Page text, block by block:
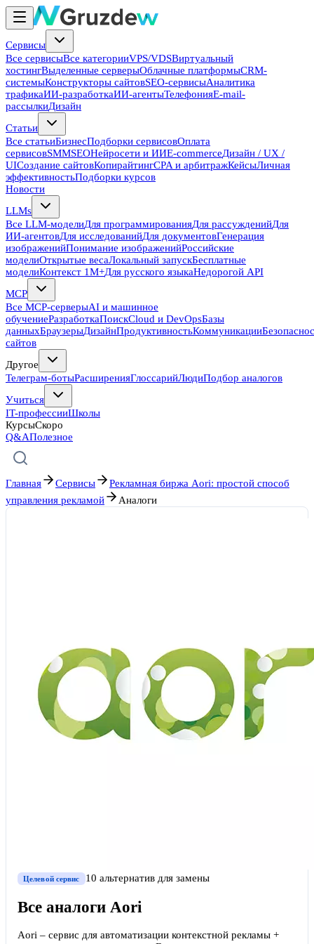
Сервисы
Все сервисыВсе категорииVPS/VDSВиртуальный
хостингВыделенные серверыОблачные платформыCRM-
системыКонструкторы сайтовSEO-сервисыАналитика
трафикаИИ-разработкаИИ-агентыТелефонияE-mail-
рассылкиДизайн
Статьи
Все статьиБизнесПодборки сервисовОплата
сервисовSMMSEOНейросети и ИИE-commerceДизайн / UX /
UIСоздание сайтовКопирайтингCPA и арбитражКейсыЛичная
эффективностьПодборки курсов
Новости
LLMs
Все LLM-моделиДля программированияДля рассужденийДля
ИИ-агентовДля исследованийДля документовГенерация
изображенийПонимание изображенийРоссийские
моделиОткрытые весаЛокальный запускБесплатные
моделиКонтекст 1M+Для русского языкаНедорогой API
MCP
Все MCP-серверыAI и машинное
обучениеРазработкаПоискCloud и DevOpsБазы
данныхБраузерыДизайнПродуктивностьКоммуникации
сайтов
Другое
Телеграм-ботыРасширенияГлоссарийЛюдиПодбор аналогов
Учиться
IT-профессииШколы
КурсыСкоро
Q&AПолезное
Главная Сервисы
Рекламная биржа Aori: простой способ
управления рекламой
Аналоги
Целевой сервис 10 альтернативдля замены
Все аналоги Aori
Aori – сервис для автоматизации контекстной рекламы +